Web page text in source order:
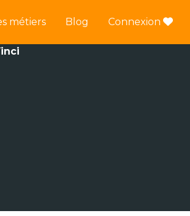
métiers Blog Connexion